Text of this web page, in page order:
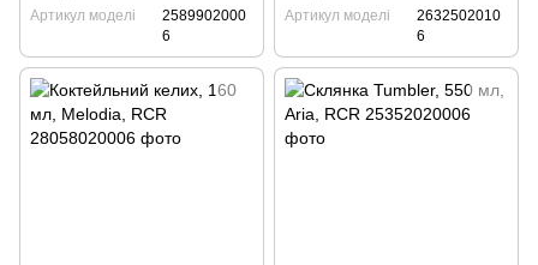
Артикул моделі
2589902000
6
Артикул моделі
2632502010
6